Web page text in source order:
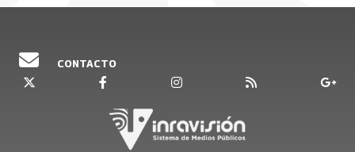
Barranquillay ha tenido importantes
Alexander Abreu. Acompaña a Alejandra
Restrepo en este episodio a conocer una de las
bandas más apetecidas del momento en el
Caribe colombiano.
CONTACTO